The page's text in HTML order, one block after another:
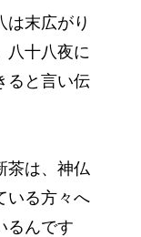
は末広がり
八十八夜に
ると言い伝
茶は、神仏
いる方々へ
るんです